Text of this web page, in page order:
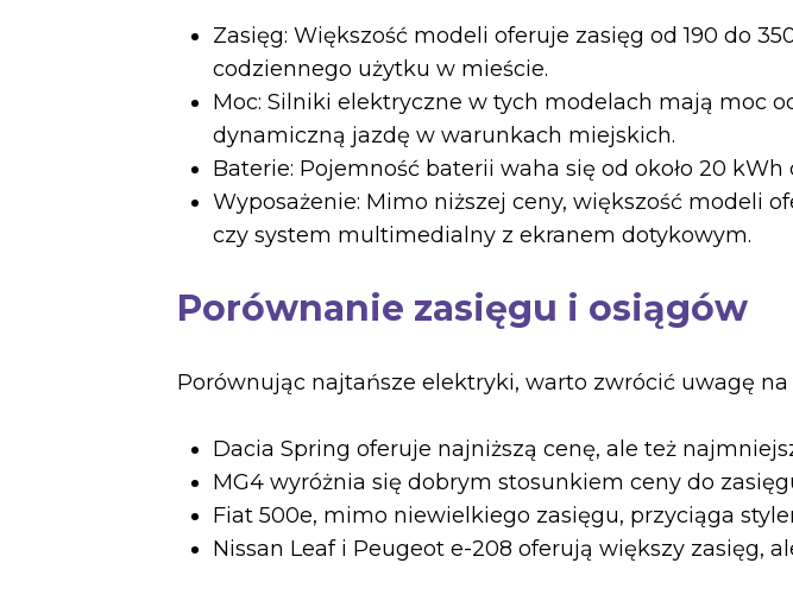
Zasięg: Większość modeli oferuje zasięg od 190 do
codziennego użytku w mieście.
Moc: Silniki elektryczne w tych modelach mają moc
dynamiczną jazdę w warunkach miejskich.
Baterie: Pojemność baterii waha się od około 20
Wyposażenie: Mimo niższej ceny, większość modeli
czy system multimedialny z ekranem dotykowym.
Porównanie zasięgu i osiągów
Porównując najtańsze elektryki, warto zwrócić uwagę
Dacia Spring oferuje najniższą cenę, ale też
MG4 wyróżnia się dobrym stosunkiem ceny do
Fiat 500e, mimo niewielkiego zasięgu, przyciąga
Nissan Leaf i Peugeot e-208 oferują większy zasięg,